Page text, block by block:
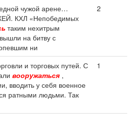
чужой арене…
КХЛ «Непобедимых
таким нехитрым
на битву с
ни
2
и торговых путей. С
вооружаться ,
вводить у себя военное
ратными людьми. Так
1